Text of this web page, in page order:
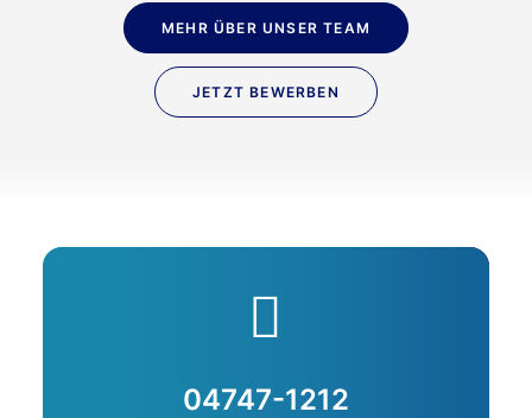
MEHR ÜBER UNSER TEAM
JETZT BEWERBEN
04747-1212